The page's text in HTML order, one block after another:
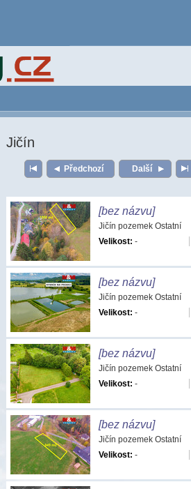
Jičín
Předchozí Další
[bez názvu]
Jičín pozemek Ostatní
Velikost: -
[bez názvu]
Jičín pozemek Ostatní
Velikost: -
[bez názvu]
Jičín pozemek Ostatní
Velikost: -
[bez názvu]
Jičín pozemek Ostatní
Velikost: -